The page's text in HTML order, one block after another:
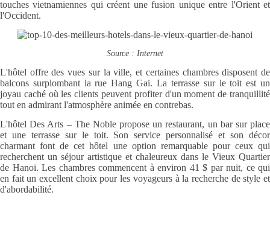
touches vietnamiennes qui créent une fusion unique entre l'Orient et
l'Occident.
Source : Internet
L'hôtel offre des vues sur la ville, et certaines chambres disposent de
balcons surplombant la rue Hang Gai. La terrasse sur le toit est un
joyau caché où les clients peuvent profiter d'un moment de tranquillité
tout en admirant l'atmosphère animée en contrebas.
L'hôtel Des Arts – The Noble propose un restaurant, un bar sur place
et une terrasse sur le toit. Son service personnalisé et son décor
charmant font de cet hôtel une option remarquable pour ceux qui
recherchent un séjour artistique et chaleureux dans le Vieux Quartier
de Hanoï. Les chambres commencent à environ 41 $ par nuit, ce qui
en fait un excellent choix pour les voyageurs à la recherche de style et
d'abordabilité.